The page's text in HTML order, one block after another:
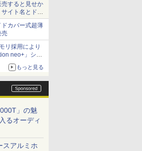
すると見せか
イト名とドメ
カバー式超薄
売
リ採用により
neo+」シリ
メモリへの
もっと見る
」の魅
るオーディ
スアルミホ